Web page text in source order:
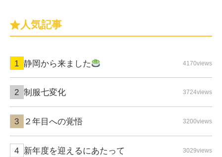
人気記事
静岡から来ました 4170views
制服七変化 3724views
２年目への覚悟 3200views
新年度を迎えるにあたって 3029views